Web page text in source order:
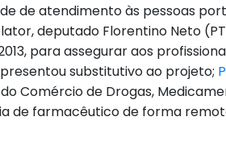
de atendimento às pessoas
deputado Florentino Neto
para assegurar aos
substitutivo ao projeto;
Comércio de Drogas,
de farmacêutico de forma